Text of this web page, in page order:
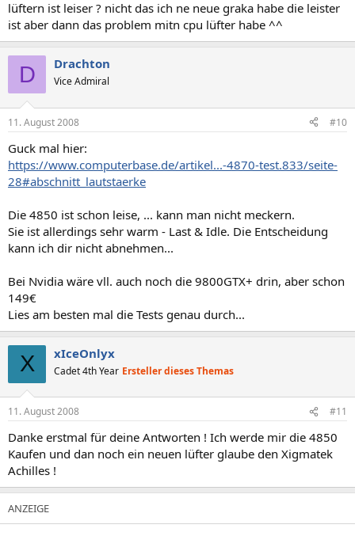
lüftern ist leiser ? nicht das ich ne neue graka habe die leister
ist aber dann das problem mitn cpu lüfter habe ^^
D Drachton
Vice Admiral
11. August 2008 #10
Guck mal hier:
https://www.computerbase.de/artikel...-4870-test.833/seite-
28#abschnitt_lautstaerke
Die 4850 ist schon leise, ... kann man nicht meckern.
Sie ist allerdings sehr warm - Last & Idle. Die Entscheidung
kann ich dir nicht abnehmen...
Bei Nvidia wäre vll. auch noch die 9800GTX+ drin, aber schon
149€
Lies am besten mal die Tests genau durch...
X xIceOnlyx
Cadet 4th Year Ersteller dieses Themas
11. August 2008 #11
Danke erstmal für deine Antworten ! Ich werde mir die 4850
Kaufen und dan noch ein neuen lüfter glaube den Xigmatek
Achilles !